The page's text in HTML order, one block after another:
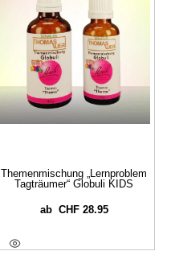
Themenmischung „Lernproblem
Tagträumer“ Globuli KIDS
ab CHF28.95